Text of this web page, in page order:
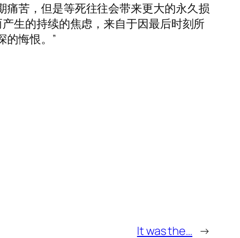
苦，但是等死往往会带来更大的永久损
生的持续的焦虑，来自于因最后时刻所
的悔恨。”
It was the… →